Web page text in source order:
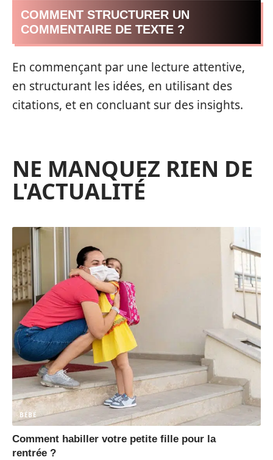
COMMENT STRUCTURER UN
COMMENTAIRE DE TEXTE ?
En commençant par une lecture attentive,
en structurant les idées, en utilisant des
citations, et en concluant sur des insights.
NE MANQUEZ RIEN DE
L'ACTUALITÉ
BÉBÉ
Comment habiller votre petite fille pour la
rentrée ?